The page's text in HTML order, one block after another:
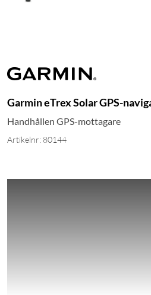
Garmin eTrex Solar GPS-
Handhållen GPS-mottagare
Artikelnr: 80144